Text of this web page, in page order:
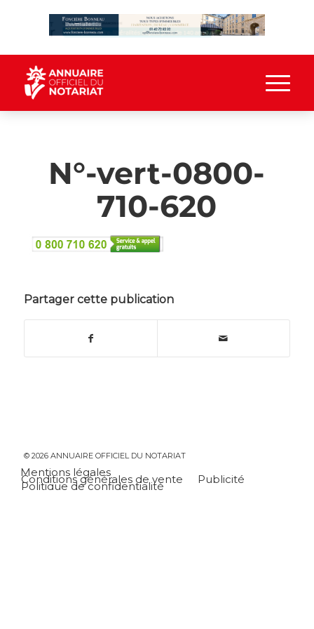
N°-vert-0800-
710-620
Partager cette publication
© 2026 ANNUAIRE OFFICIEL DU NOTARIAT
Mentions légales
Conditions générales de vente Publicité
Politique de confidentialité